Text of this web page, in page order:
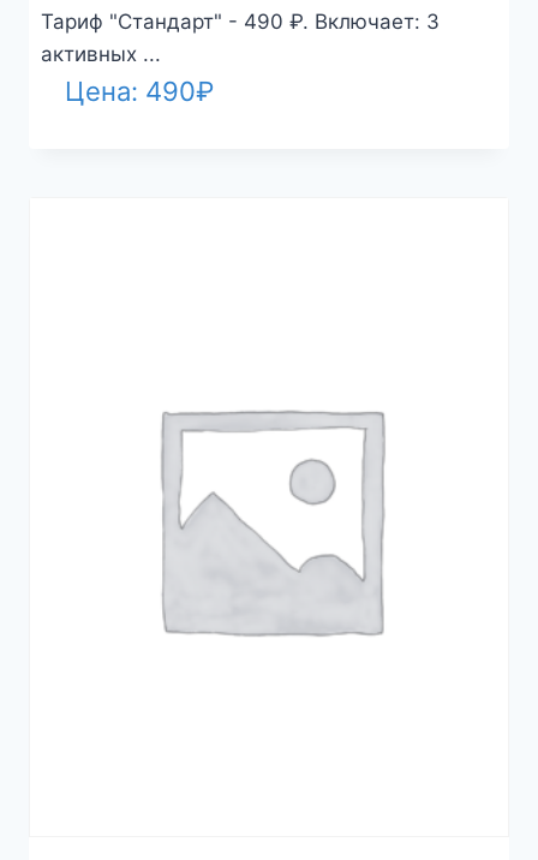
Тариф "Стандарт" - 490 ₽. Включает: 3
активных ...
Цена: 490₽